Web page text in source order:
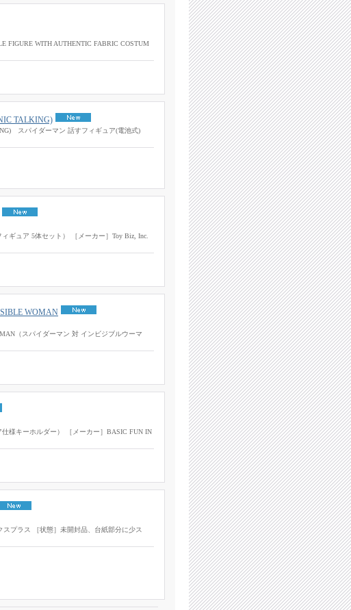
FIGURE WITH AUTHENTIC FABRIC COSTUM
TALKING)
スパイダーマン 話すフィギュア(電池式)
ギュア 5体セット） ［メーカー］Toy Biz, Inc.
WOMAN
（スパイダーマン 対 インビジブルウーマ
様キーホルダー） ［メーカー］BASIC FUN IN
プラス ［状態］未開封品、台紙部分に少ス